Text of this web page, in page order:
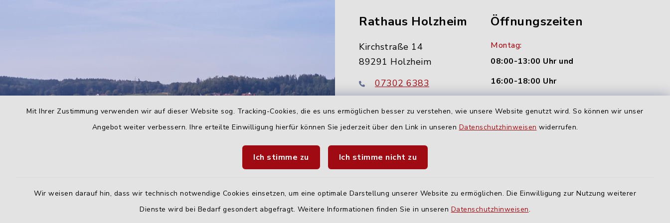
Mit Ihrer Zustimmung verwenden wir auf dieser Website sog. Tracking-Cookies, die es uns ermöglichen besser zu verstehen, wie unsere Website genutzt wird. So können wir unser
Angebot weiter verbessern. Ihre erteilte Einwilligung hierfür können Sie jederzeit über den Link in unseren Datenschutzhinweisen widerrufen.
Ich stimme zu Ich stimme nicht zu
Wir weisen darauf hin, dass wir technisch notwendige Cookies einsetzen, um eine optimale Darstellung unserer Website zu ermöglichen. Die Einwilligung zur Nutzung weiterer
Dienste wird bei Bedarf gesondert abgefragt. Weitere Informationen finden Sie in unseren Datenschutzhinweisen.
Rathaus Holzheim
Kirchstraße 14
89291 Holzheim
07302 6383
info@holzheim-nu.de
Öffnungszeiten
Montag:
08:00-13:00 Uhr und
16:00-18:00 Uhr